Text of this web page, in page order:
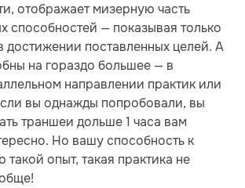
отображает мизерную часть
способностей — показывая только
достижении поставленных целей. А
на гораздо большее — в
направлении практик или
вы однажды попробовали, вы
траншеи дольше 1 часа вам
Но вашу способность к
опыт, такая практика не